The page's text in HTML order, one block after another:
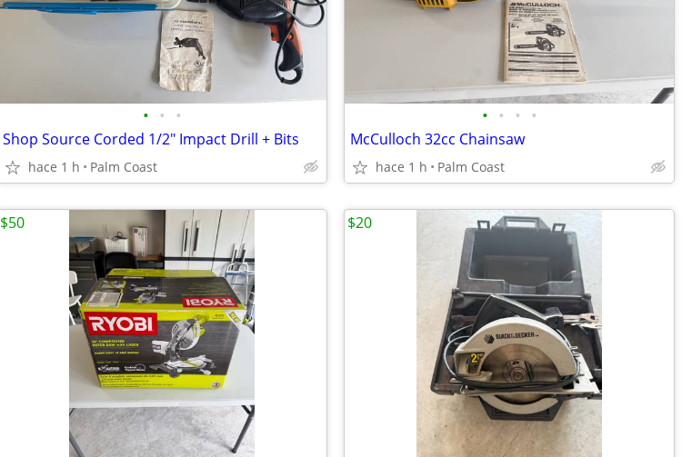
• • •
Shop Source Corded 1/2" Impact Drill + Bits
hace 1 h Palm Coast
• • • •
McCulloch 32cc Chainsaw
hace 1 h Palm Coast
$50 $20